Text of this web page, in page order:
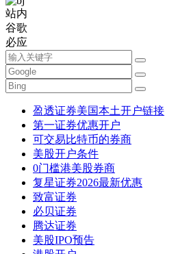
站内
谷歌
必应
盈透证券美国本土开户链接
第一证券优惠开户
可交易比特币的券商
美股开户条件
0门槛港美股券商
复星证券2026最新优惠
致富证券
必贝证券
腾达证券
美股IPO预告